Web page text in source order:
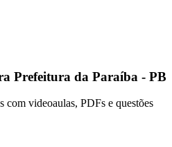
Prefeitura da Paraíba - PB
com videoaulas, PDFs e questões